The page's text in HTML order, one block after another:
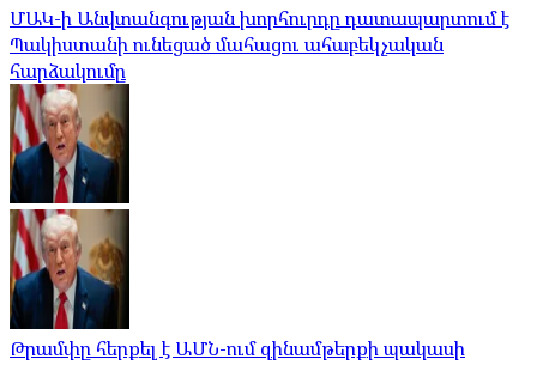
ՄԱԿ-ի Անվտանգության խորհուրդը դատապարտում է
Պակիստանի ունեցած մահացու ահաբեկչական
հարձակումը
Թրամփը հերքել է ԱՄՆ-ում զինամթերքի պակասի